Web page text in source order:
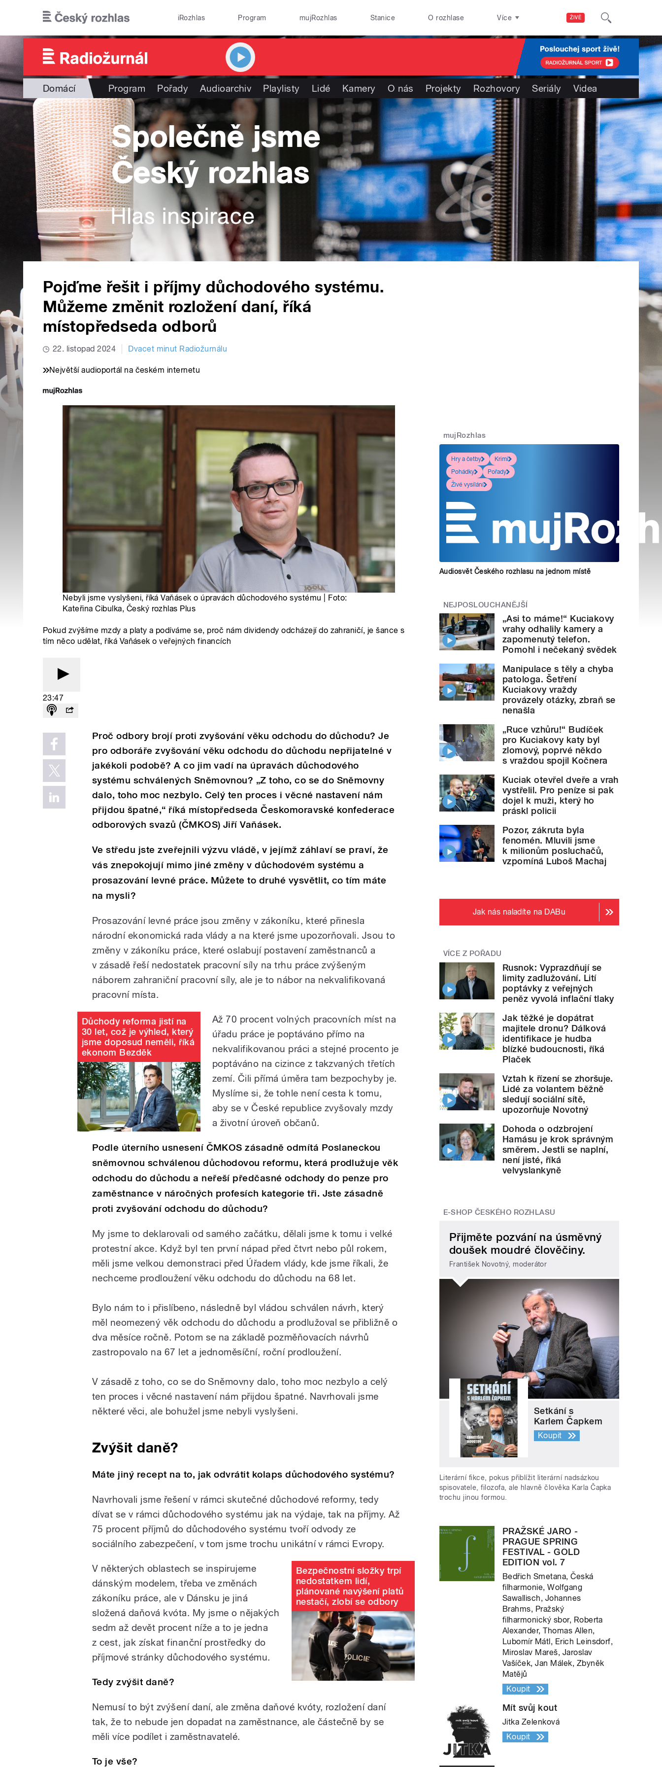
ŽIVĚ
iRozhlas Program mujRozhlas Stanice O rozhlase Více
Domácí Program Pořady Audioarchiv Playlisty Lidé Kamery O nás Projekty Rozhovory Seriály Videa
Pojďme řešit i příjmy důchodového systému.
Můžeme změnit rozložení daní, říká
místopředseda odborů
22. listopad 2024 Dvacet minut Radiožurnálu
Největší audioportál na českém internetu
Nebyli jsme vyslyšeni, říká Vaňásek o úpravách důchodového systému | Foto:
Kateřina Cibulka, Český rozhlas Plus
Pokud zvýšíme mzdy a platy a podíváme se, proč nám dividendy odcházejí do zahraničí, je šance s
tím něco udělat, říká Vaňásek o veřejných financích
23:47
Proč odbory brojí proti zvyšování věku odchodu do důchodu? Je
pro odboráře zvyšování věku odchodu do důchodu nepřijatelné v
jakékoli podobě? A co jim vadí na úpravách důchodového
systému schválených Sněmovnou? „Z toho, co se do Sněmovny
dalo, toho moc nezbylo. Celý ten proces i věcné nastavení nám
přijdou špatné,“ říká místopředseda Českomoravské konfederace
odborových svazů (ČMKOS) Jiří Vaňásek.
Ve středu jste zveřejnili výzvu vládě, v jejímž záhlaví se praví, že
vás znepokojují mimo jiné změny v důchodovém systému a
prosazování levné práce. Můžete to druhé vysvětlit, co tím máte
na mysli?
Prosazování levné práce jsou změny v zákoníku, které přinesla
národní ekonomická rada vlády a na které jsme upozorňovali. Jsou to
změny v zákoníku práce, které oslabují postavení zaměstnanců a
v zásadě řeší nedostatek pracovní síly na trhu práce zvýšeným
náborem zahraniční pracovní síly, ale je to nábor na nekvalifikovaná
pracovní místa.
Důchody reforma jistí na
30 let, což je výhled, který
jsme doposud neměli, říká
ekonom Bezděk
Až 70 procent volných pracovních míst na
úřadu práce je poptáváno přímo na
nekvalifikovanou práci a stejné procento je
poptáváno na cizince z takzvaných třetích
zemí. Čili přímá úměra tam bezpochyby je.
Myslíme si, že tohle není cesta k tomu,
aby se v České republice zvyšovaly mzdy
a životní úroveň občanů.
Podle úterního usnesení ČMKOS zásadně odmítá Poslaneckou
sněmovnou schválenou důchodovou reformu, která prodlužuje věk
odchodu do důchodu a neřeší předčasné odchody do penze pro
zaměstnance v náročných profesích kategorie tři. Jste zásadně
proti zvyšování odchodu do důchodu?
My jsme to deklarovali od samého začátku, dělali jsme k tomu i velké
protestní akce. Když byl ten první nápad před čtvrt nebo půl rokem,
měli jsme velkou demonstraci před Úřadem vlády, kde jsme říkali, že
nechceme prodloužení věku odchodu do důchodu na 68 let.
Bylo nám to i přislíbeno, následně byl vládou schválen návrh, který
měl neomezený věk odchodu do důchodu a prodlužoval se přibližně o
dva měsíce ročně. Potom se na základě pozměňovacích návrhů
zastropovalo na 67 let a jednoměsíční, roční prodloužení.
V zásadě z toho, co se do Sněmovny dalo, toho moc nezbylo a celý
ten proces i věcné nastavení nám přijdou špatné. Navrhovali jsme
některé věci, ale bohužel jsme nebyli vyslyšeni.
Zvýšit daně?
Máte jiný recept na to, jak odvrátit kolaps důchodového systému?
Navrhovali jsme řešení v rámci skutečné důchodové reformy, tedy
dívat se v rámci důchodového systému jak na výdaje, tak na příjmy. Až
75 procent příjmů do důchodového systému tvoří odvody ze
sociálního zabezpečení, v tom jsme trochu unikátní v rámci Evropy.
Bezpečnostní složky trpí
nedostatkem lidí,
plánované navýšení platů
nestačí, zlobí se odbory
V některých oblastech se inspirujeme
dánským modelem, třeba ve změnách
zákoníku práce, ale v Dánsku je jiná
složená daňová kvóta. My jsme o nějakých
sedm až devět procent níže a to je jedna
z cest, jak získat finanční prostředky do
příjmové stránky důchodového systému.
Tedy zvýšit daně?
Nemusí to být zvýšení daní, ale změna daňové kvóty, rozložení daní
tak, že to nebude jen dopadat na zaměstnance, ale částečně by se
měli více podílet i zaměstnavatelé.
To je vše?
mujRozhlas
Hry a četby
Krimi
Pohádky
Pořady
Živé vysílání
Audiosvět Českého rozhlasu na jednom místě
NEJPOSLOUCHANĚJŠÍ
„Asi to máme!“ Kuciakovy
vrahy odhalily kamery a
zapomenutý telefon.
Pomohl i nečekaný svědek
Manipulace s těly a chyba
patologa. Šetření
Kuciakovy vraždy
provázely otázky, zbraň se
nenašla
„Ruce vzhůru!“ Budíček
pro Kuciakovy katy byl
zlomový, poprvé někdo
s vraždou spojil Kočnera
Kuciak otevřel dveře a vrah
vystřelil. Pro peníze si pak
dojel k muži, který ho
práskl policii
Pozor, zákruta byla
fenomén. Mluvili jsme
k milionům posluchačů,
vzpomíná Luboš Machaj
Jak nás naladíte na DABu
VÍCE Z POŘADU
Rusnok: Vyprazdňují se
limity zadlužování. Lití
poptávky z veřejných
peněz vyvolá inflační tlaky
Jak těžké je dopátrat
majitele dronu? Dálková
identifikace je hudba
blízké budoucnosti, říká
Plaček
Vztah k řízení se zhoršuje.
Lidé za volantem běžně
sledují sociální sítě,
upozorňuje Novotný
Dohoda o odzbrojení
Hamásu je krok správným
směrem. Jestli se naplní,
není jisté, říká
velvyslankyně
E-SHOP ČESKÉHO ROZHLASU
Přijměte pozvání na úsměvný
doušek moudré člověčiny.
František Novotný, moderátor
Setkání s
Karlem Čapkem
Koupit
Literární fikce, pokus přiblížit literární nadsázkou
spisovatele, filozofa, ale hlavně člověka Karla Čapka
trochu jinou formou.
PRAŽSKÉ JARO -
PRAGUE SPRING
FESTIVAL - GOLD
EDITION vol. 7
Bedřich Smetana, Česká
filharmonie, Wolfgang
Sawallisch, Johannes
Brahms, Pražský
filharmonický sbor, Roberta
Alexander, Thomas Allen,
Lubomír Mátl, Erich Leinsdorf,
Miroslav Mareš, Jaroslav
Vašíček, Jan Málek, Zbyněk
Matějů
Koupit
Mít svůj kout
Jitka Zelenková
Koupit